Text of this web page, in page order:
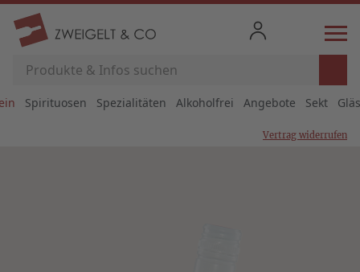
Spirituosen Spezialitäten Alkoholfrei Angebote Sekt
Vertrag widerrufen